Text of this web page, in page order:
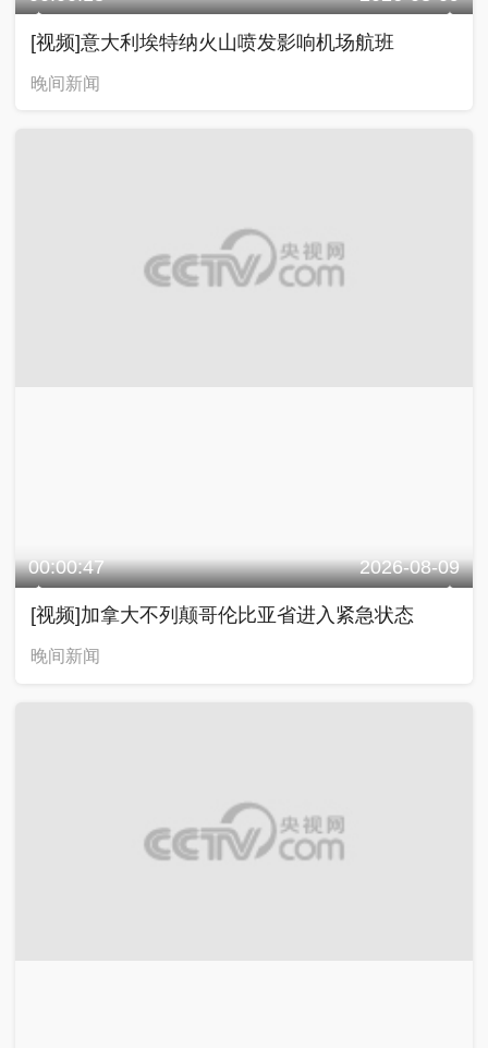
[视频]意大利埃特纳火山喷发影响机场航班
晚间新闻
00:00:47 2026-08-09
[视频]加拿大不列颠哥伦比亚省进入紧急状态
晚间新闻